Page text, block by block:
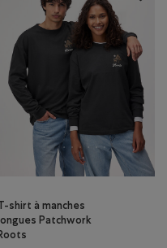
shirt à manches
Patchwork